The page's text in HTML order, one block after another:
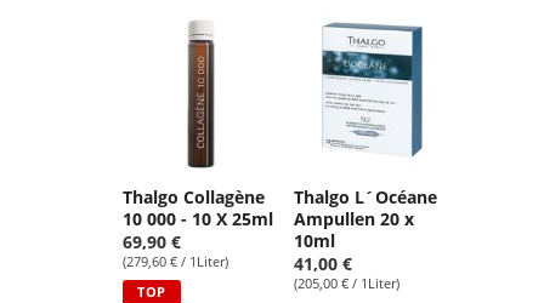
Thalgo Collagène
10 000 - 10 X 25ml
69,90 €
(279,60 € / 1Liter)
TOP
Thalgo L´Océane
Ampullen 20 x
10ml
41,00 €
(205,00 € / 1Liter)